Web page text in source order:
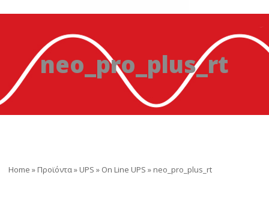
neo_pro_plus_rt
Home » Προϊόντα» UPS » On Line UPS » neo_pro_plus_rt